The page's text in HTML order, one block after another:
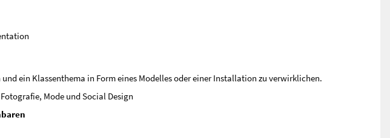
ein Klassenthema in Form eines Modelles oder einer Installation zu verwirklichen.
Mode und Social Design